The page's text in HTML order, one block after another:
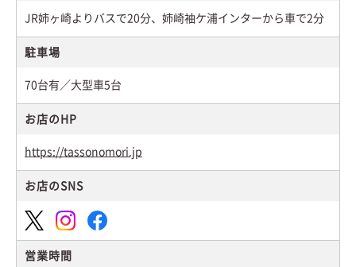
JR姉ヶ崎よりバスで20分、姉崎袖ケ浦インターから車で2分
駐車場
70台有／大型車5台
お店のHP
https://tassonomori.jp
お店のSNS
営業時間